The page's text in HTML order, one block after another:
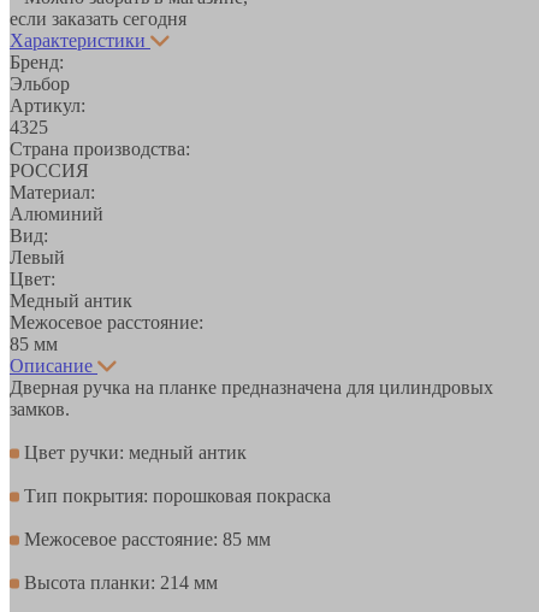
если заказать сегодня
Характеристики
Бренд:
Эльбор
Артикул:
4325
Страна производства:
РОССИЯ
Материал:
Алюминий
Вид:
Левый
Цвет:
Медный антик
Межосевое расстояние:
85 мм
Описание
Дверная ручка на планке предназначена для цилиндровых
замков.
Цвет ручки: медный антик
Тип покрытия: порошковая покраска
Межосевое расстояние: 85 мм
Высота планки: 214 мм